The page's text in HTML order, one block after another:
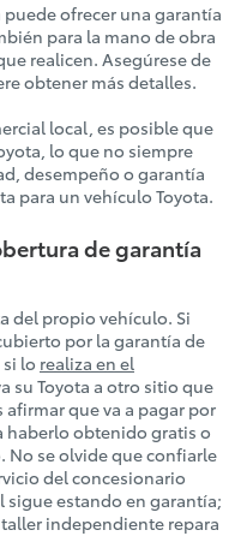
ofrecer una garantía
para la mano de obra
realicen. Asegúrese de
obtener más detalles.
local, es posible que
lo que no siempre
desempeño o garantía
para un vehículo Toyota.
de garantía
del propio vehículo. Si
por la garantía de
lo realiza en el
su Toyota a otro sitio que
que va a pagar por
haberlo obtenido gratis o
No se olvide que confiarle
del concesionario
estando en garantía;
independiente repara